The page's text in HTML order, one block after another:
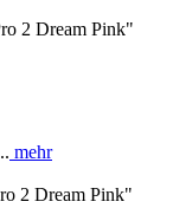
2 Dream Pink"
mehr
2 Dream Pink"